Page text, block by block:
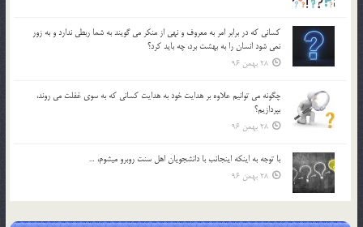
كساني كه در برابر امر به معروف و نهي از منكر مي گويند به شما ربطي ندارد و به زور
نمي شود انسان را به بهشت برد، چه بايد كرد؟
28 بهمن 96
چگونه مي توانيم علاوه بر هدايت خود به هدايت كساني كه به سوي غفلت مي روند،
بپردازيم؟
28 بهمن 96
با توجه به اينكه اينجانب با دانشجويان اهل سنت روبرو مي‎شوم، …
28 بهمن 96